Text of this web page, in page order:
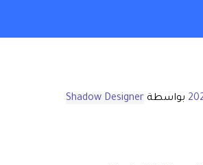
بواسطة Shadow Designer